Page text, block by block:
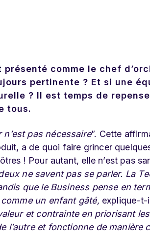
comme le chef
pertinente ? Et si une
? Il est temps de
tous.
pas nécessaire”. Cette
a de quoi faire grincer
! Pour autant, elle n’est pas
ne savent pas se parler. La
que le Business pense en
un enfant gâté, explique-t-
et contrainte en priorisant
l’autre et fonctionne de manière